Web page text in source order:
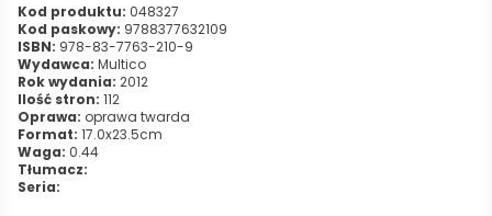
Kod produktu: 048327
Kod paskowy: 9788377632109
ISBN: 978-83-7763-210-9
Wydawca: Multico
Rok wydania: 2012
Ilość stron: 112
Oprawa: oprawa twarda
Format: 17.0x23.5cm
Waga: 0.44
Tłumacz:
Seria: